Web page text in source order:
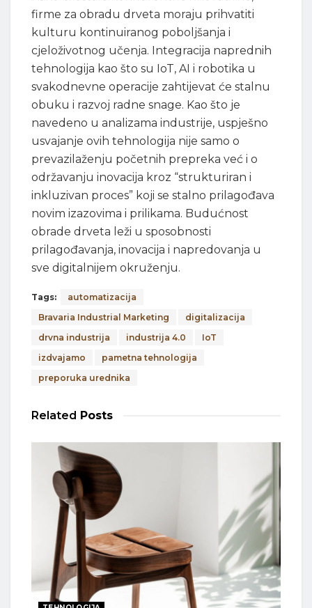
firme za obradu drveta moraju prihvatiti
kulturu kontinuiranog poboljšanja i
cjeloživotnog učenja. Integracija naprednih
tehnologija kao što su IoT, AI i robotika u
svakodnevne operacije zahtijevat će stalnu
obuku i razvoj radne snage. Kao što je
navedeno u analizama industrije, uspješno
usvajanje ovih tehnologija nije samo o
prevazilaženju početnih prepreka već i o
održavanju inovacija kroz “strukturiran i
inkluzivan proces” koji se stalno prilagođava
novim izazovima i prilikama. Budućnost
obrade drveta leži u sposobnosti
prilagođavanja, inovacija i napredovanja u
sve digitalnijem okruženju.
Tags:
automatizacija
Bravaria Industrial Marketing
digitalizacija
drvna industrija
industrija 4.0
IoT
izdvajamo
pametna tehnologija
preporuka urednika
Related Posts